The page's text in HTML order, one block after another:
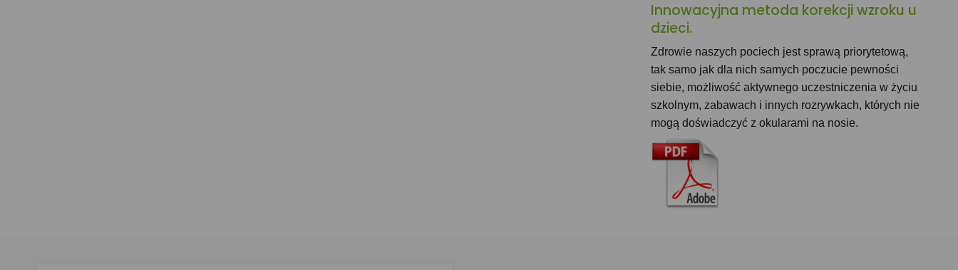
Innowacyjna metoda korekcji wzroku u
dzieci.
Zdrowie naszych pociech jest sprawą priorytetową,
tak samo jak dla nich samych poczucie pewności
siebie, możliwość aktywnego uczestniczenia w życiu
szkolnym, zabawach i innych rozrywkach, których nie
mogą doświadczyć z okularami na nosie.